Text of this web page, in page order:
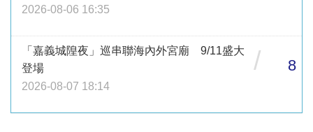
2026-08-06 16:35
「嘉義城隍夜」巡串聯海內外宮廟 9/11盛大
登場
2026-08-07 18:14
/ 8